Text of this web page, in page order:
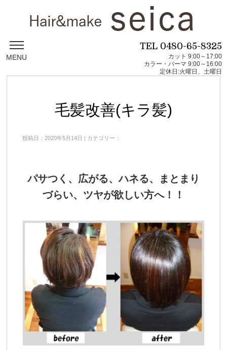
MENU
TEL 0480-65-8325
カット 9:00～17:00
カラー・パーマ 9:00～16:00
定休日:火曜日、土曜日
毛髪改善(キラ髪)
投稿日：2020年5月14日 | カテゴリー：
パサつく、広がる、ハネる、まとまり
づらい、ツヤが欲しい方へ！！